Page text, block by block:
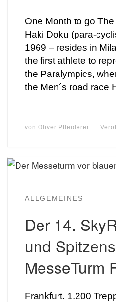
One Month to go
Haki Doku (para-
1969 – resides in
the first athlete to
the Paralympics,
the Men´s road race
von Oliver Pfleiderer
ALLGEMEINES
Der 14.
und
MesseTurm
Frankfurt. 1.200